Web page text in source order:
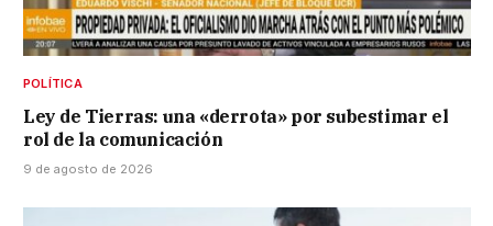
POLÍTICA
Ley de Tierras: una «derrota» por subestimar el
rol de la comunicación
9 de agosto de 2026